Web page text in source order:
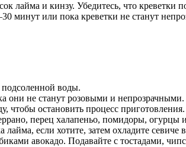
лайма и кинзу. Убедитесь, что креветки
минут или пока креветки не станут
подсоленной воды.
они не станут розовыми и непрозрачными.
чтобы остановить процесс приготовления.
перец халапеньо, помидоры,
если хотите, затем охладите
авокадо. Подавайте с тостадами,